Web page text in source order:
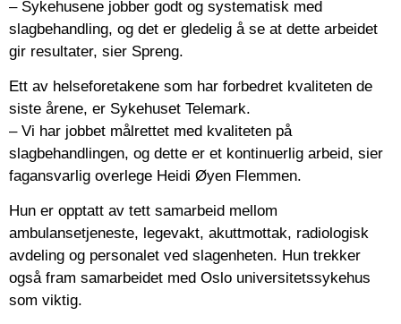
– Sykehusene jobber godt og systematisk med
slagbehandling, og det er gledelig å se at dette arbeidet
gir resultater, sier Spreng.
Ett av helseforetakene som har forbedret kvaliteten de
siste årene, er Sykehuset Telemark.
– Vi har jobbet målrettet med kvaliteten på
slagbehandlingen, og dette er et kontinuerlig arbeid, sier
fagansvarlig overlege Heidi Øyen Flemmen.
Hun er opptatt av tett samarbeid mellom
ambulansetjeneste, legevakt, akuttmottak, radiologisk
avdeling og personalet ved slagenheten. Hun trekker
også fram samarbeidet med Oslo universitetssykehus
som viktig.